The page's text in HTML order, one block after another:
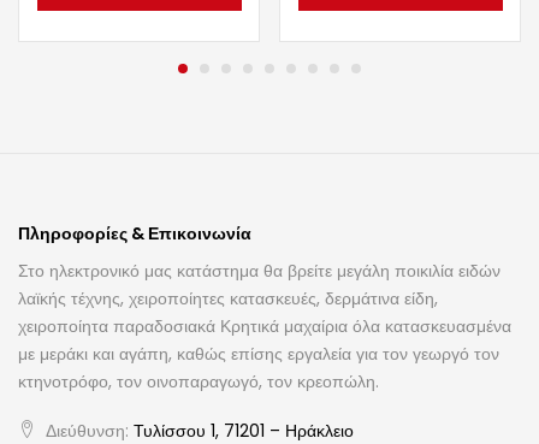
Πληροφορίες & Επικοινωνία
Στο ηλεκτρονικό μας κατάστημα θα βρείτε μεγάλη ποικιλία ειδών
λαϊκής τέχνης, χειροποίητες κατασκευές, δερμάτινα είδη,
χειροποίητα παραδοσιακά Κρητικά μαχαίρια όλα κατασκευασμένα
με μεράκι και αγάπη, καθώς επίσης εργαλεία για τον γεωργό τον
κτηνοτρόφο, τον οινοπαραγωγό, τον κρεοπώλη.
Διεύθυνση: Τυλίσσου 1, 71201 – Ηράκλειο